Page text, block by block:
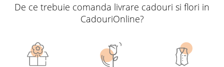
De ce trebuie comanda livrare cadouri si flori in
CadouriOnline?